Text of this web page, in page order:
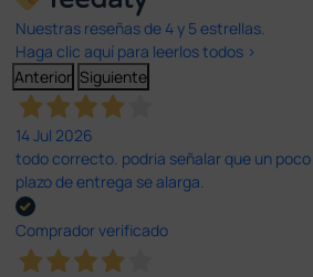
Nuestras reseñas de 4 y 5 estrellas.
Haga clic aquí para leerlos todos >
Anterior Siguiente
14 Jul 2026
todo correcto. podria señalar que un
plazo de entrega se alarga.
Comprador verificado